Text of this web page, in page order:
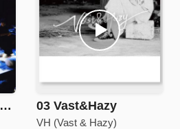
食人夢—不趕路Acoustic Bossa Ver. 03 Vast&Hazy
VH (Vast & Hazy)